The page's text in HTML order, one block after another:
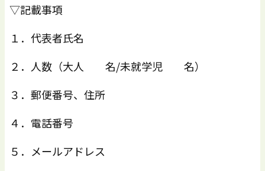
▽記載事項
１．代表者氏名
２．人数（大人 名/未就学児 名）
３．郵便番号、住所
４．電話番号
５．メールアドレス